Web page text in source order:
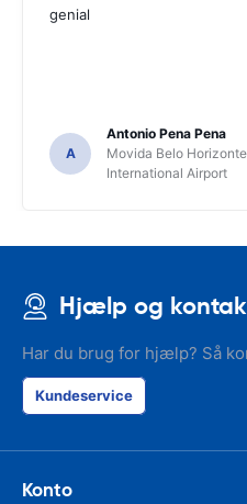
genial
A
Antonio Pena Pena
Movida Belo Horizonte
International Airport
Hjælp og
Har du brug for hjælp? Så
Kundeservice
Konto